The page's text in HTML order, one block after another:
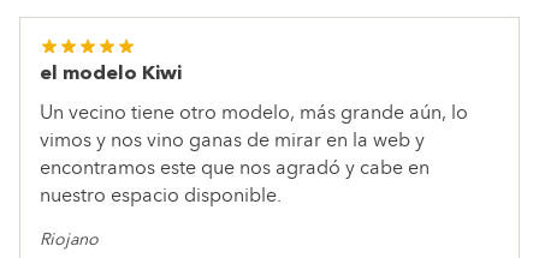
el modelo Kiwi
Un vecino tiene otro modelo, más grande aún, lo
vimos y nos vino ganas de mirar en la web y
encontramos este que nos agradó y cabe en
nuestro espacio disponible.
Riojano